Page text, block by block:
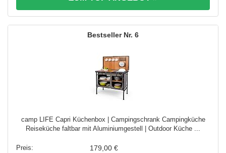
6
camp LIFE Capri Küchenbox | Campingschrank Campingküche
Reiseküche faltbar mit Aluminiumgestell | Outdoor Küche ...
179,00 €